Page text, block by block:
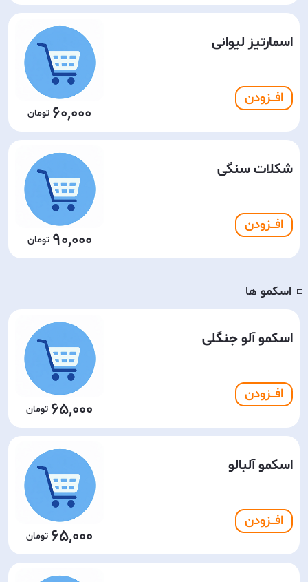
اسمارتیز لیوانی
افـــزودن
60,000
شکلات سنگی
افـــزودن
90,000
◽️ اسکمو ها
اسکمو آلو جنگلی
افـــزودن
65,000
اسکمو آلبالو
افـــزودن
65,000